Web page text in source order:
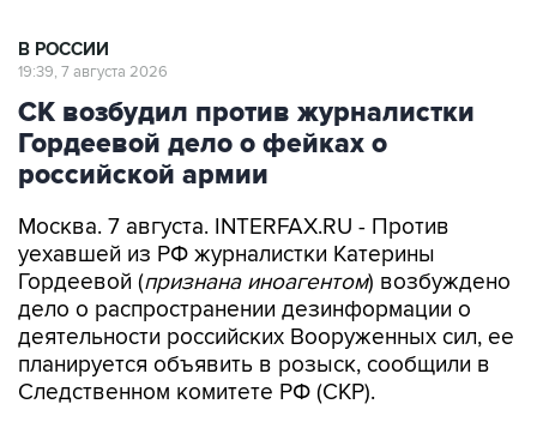
В РОССИИ
19:39, 7 августа 2026
СК возбудил против журналистки
Гордеевой дело о фейках о
российской армии
Москва. 7 августа. INTERFAX.RU - Против
уехавшей из РФ журналистки Катерины
Гордеевой (признана иноагентом) возбуждено
дело о распространении дезинформации о
деятельности российских Вооруженных сил, ее
планируется объявить в розыск, сообщили в
Следственном комитете РФ (СКР).